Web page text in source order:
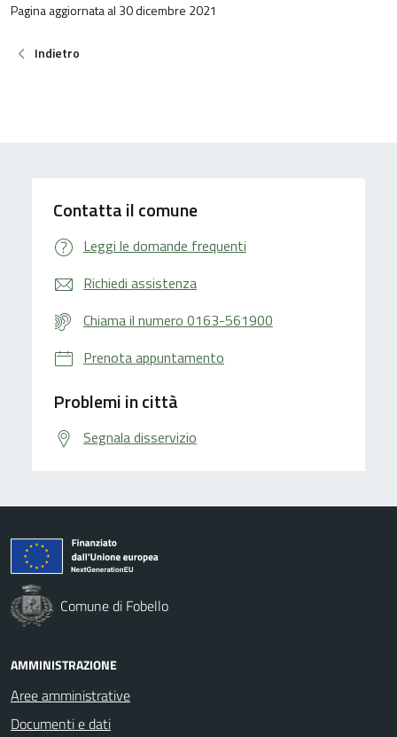
Pagina aggiornata al 30 dicembre 2021
Indietro
Contatta il comune
Leggi le domande frequenti
Richiedi assistenza
Chiama il numero 0163-561900
Prenota appuntamento
Problemi in città
Segnala disservizio
Comune di Fobello
AMMINISTRAZIONE
Aree amministrative
Documenti e dati